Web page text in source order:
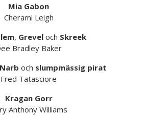
Mia Gabon
Cherami Leigh
, Grevel och Skreek
Bradley Baker
Narb och slumpmässig pirat
Fred Tatasciore
Kragan Gorr
Anthony Williams